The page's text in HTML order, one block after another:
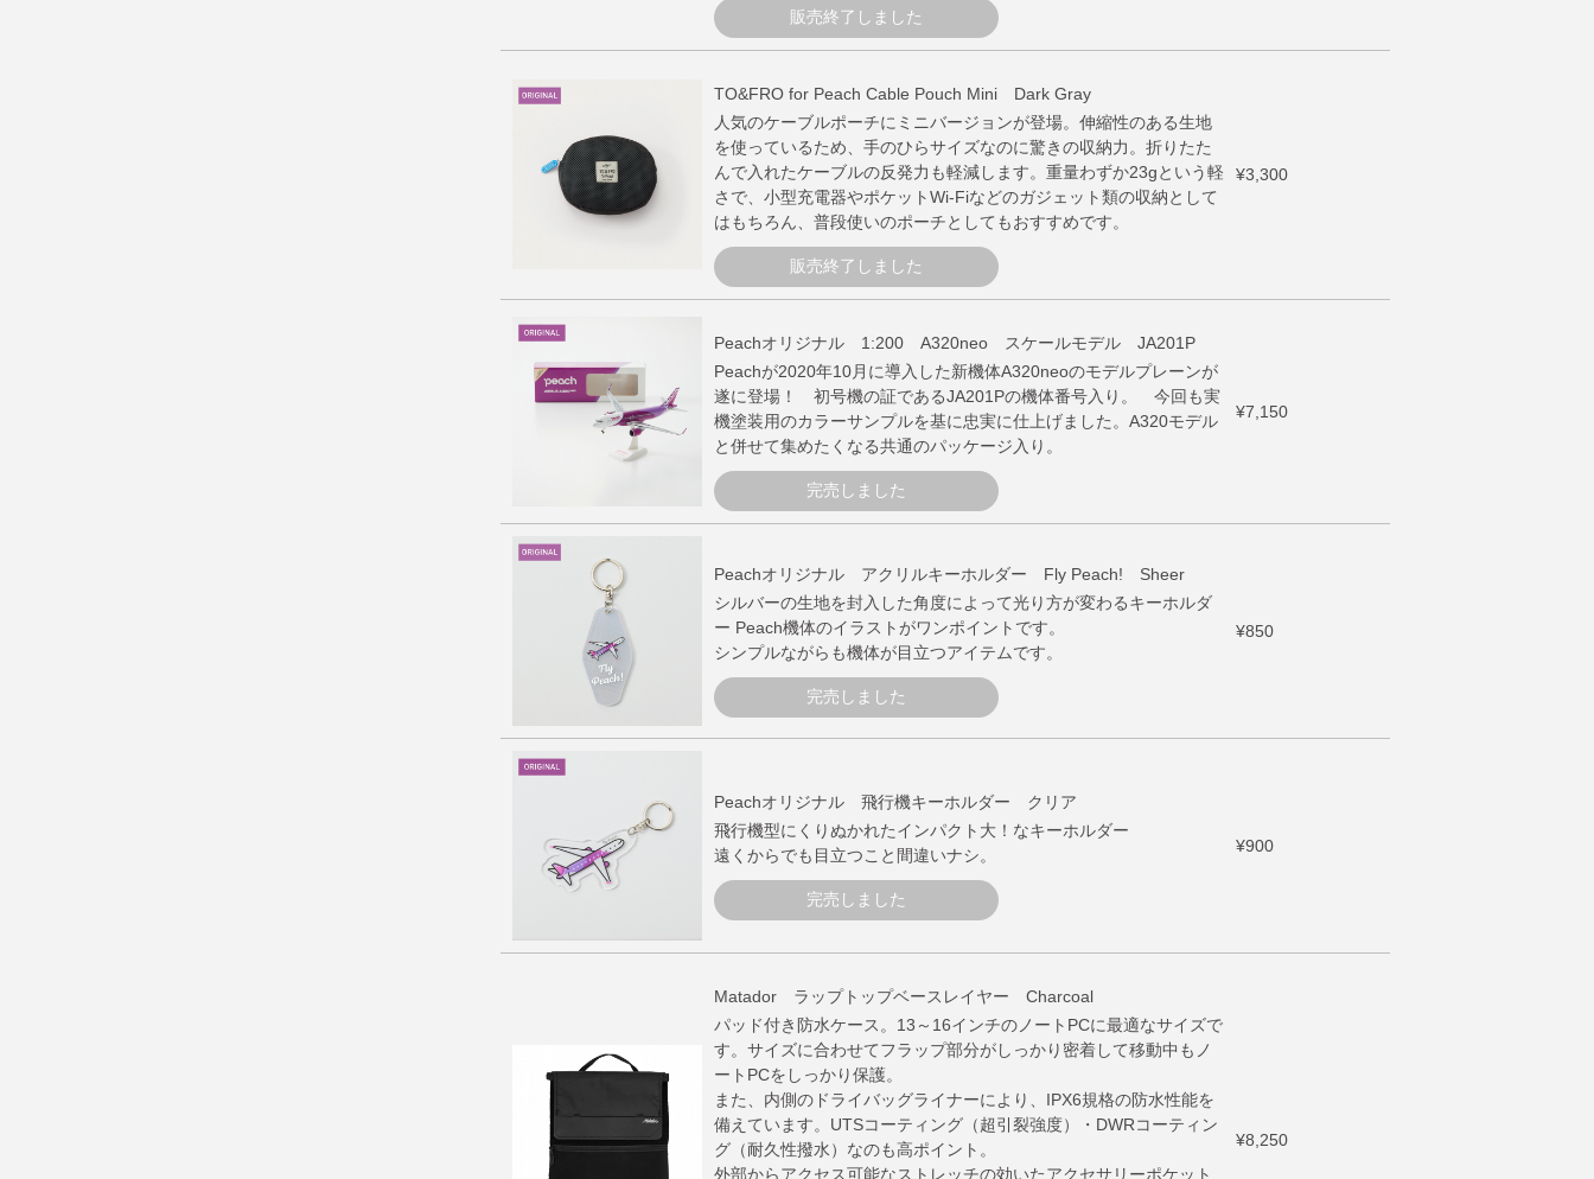
販売終了しました
TO&FRO for Peach Cable Pouch Mini Dark Gray
人気のケーブルポーチにミニバージョンが登場。伸縮性のある生地
を使っているため、手のひらサイズなのに驚きの収納力。折りたた
んで入れたケーブルの反発力も軽減します。重量わずか23gという軽
さで、小型充電器やポケットWi-Fiなどのガジェット類の収納として
はもちろん、普段使いのポーチとしてもおすすめです。
販売終了しました
¥3,300
Peachオリジナル 1:200 A320neo スケールモデル JA201P
Peachが2020年10月に導入した新機体A320neoのモデルプレーンが
遂に登場！ 初号機の証であるJA201Pの機体番号入り。 今回も実
機塗装用のカラーサンプルを基に忠実に仕上げました。A320モデル
と併せて集めたくなる共通のパッケージ入り。
完売しました
¥7,150
Peachオリジナル アクリルキーホルダー Fly Peach! Sheer
シルバーの生地を封入した角度によって光り方が変わるキーホルダ
ー Peach機体のイラストがワンポイントです。
シンプルながらも機体が目立つアイテムです。
完売しました
¥850
Peachオリジナル 飛行機キーホルダー クリア
飛行機型にくりぬかれたインパクト大！なキーホルダー
遠くからでも目立つこと間違いナシ。
完売しました
¥900
Matador ラップトップベースレイヤー Charcoal
パッド付き防水ケース。13～16インチのノートPCに最適なサイズで
す。サイズに合わせてフラップ部分がしっかり密着して移動中もノ
ートPCをしっかり保護。
また、内側のドライバッグライナーにより、IPX6規格の防水性能を
備えています。UTSコーティング（超引裂強度）・DWRコーティン
グ（耐久性撥水）なのも高ポイント。
外部からアクセス可能なストレッチの効いたアクセサリーポケット
¥8,250